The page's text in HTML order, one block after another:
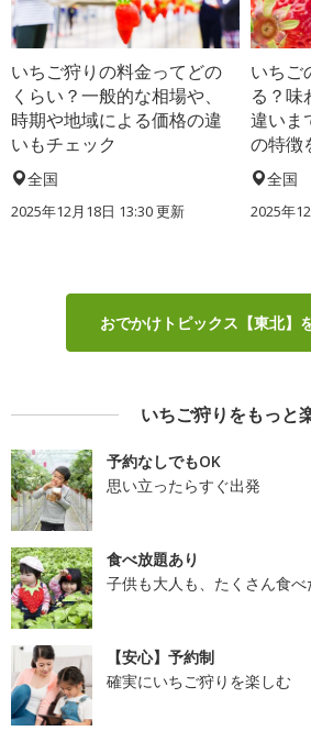
いちご狩りの料金ってどの
くらい？一般的な相場や、
時期や地域による価格の違
いもチェック
全国
2025年12月18日 13:30 更新
いちご
る？味
違いま
の特徴
全国
2025年
おでかけトピックス【東北】
いちご狩りをもっと
予約なしでもOK
思い立ったらすぐ出発
食べ放題あり
子供も大人も、たくさん食べ
【安心】予約制
確実にいちご狩りを楽しむ